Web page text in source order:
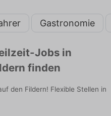
Gastronomie
Jobs in
finden
den Fildern! Flexible Stellen in